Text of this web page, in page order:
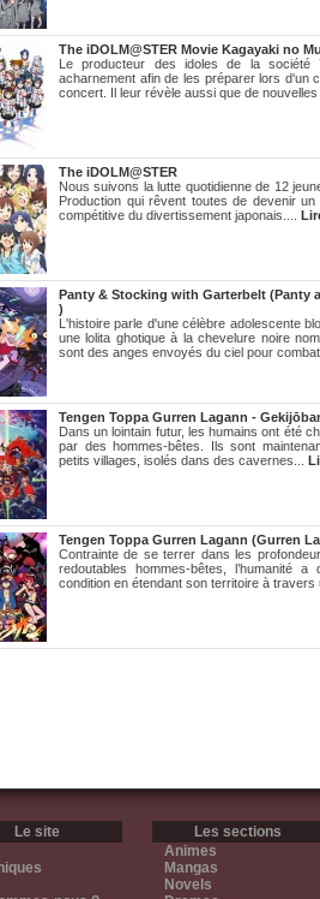
The iDOLM@STER Movie Kagayaki no
Le producteur des idoles de la société
acharnement afin de les préparer lors d'un
concert. Il leur révèle aussi que de nouvelles
The iDOLM@STER
Nous suivons la lutte quotidienne de 12
Production qui rêvent toutes de devenir
compétitive du divertissement japonais....
Panty & Stocking with Garterbelt (Panty
)
L'histoire parle d'une célèbre adolescente
une lolita ghotique à la chevelure noire
sont des anges envoyés du ciel pour
Tengen Toppa Gurren Lagann -
Dans un lointain futur, les humains ont été
par des hommes-bêtes. Ils sont
petits villages, isolés dans des cavernes...
Tengen Toppa Gurren Lagann (Gurren
Contrainte de se terrer dans les
redoutables hommes-bêtes, l’humanité
condition en étendant son territoire à travers
Le site
Les sections
Animes
Mangas
Novels